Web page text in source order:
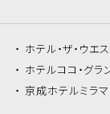
ホテル・ザ・ ウエ
ホテルココ・グラ
京成ホテルミラ